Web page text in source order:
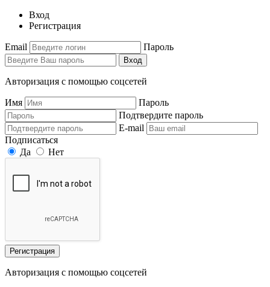
Вход
Регистрация
Email Пароль
Вход
Авторизация с помощью соцсетей
Имя
Пароль
Подтвердите пароль
E-mail
Подписаться
Да
Нет
Регистрация
Авторизация с помощью соцсетей